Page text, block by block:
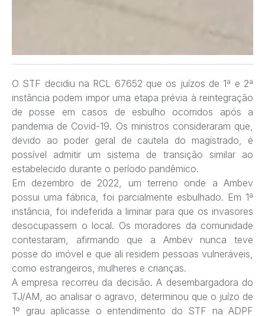
O STF decidiu na RCL 67652 que os juízos de 1ª e 2ª
instância podem impor uma etapa prévia à reintegração
de posse em casos de esbulho ocorridos após a
pandemia de Covid-19. Os ministros consideraram que,
devido ao poder geral de cautela do magistrado, é
possível admitir um sistema de transição similar ao
estabelecido durante o período pandêmico.
Em dezembro de 2022, um terreno onde a Ambev
possui uma fábrica, foi parcialmente esbulhado. Em 1ª
instância, foi indeferida a liminar para que os invasores
desocupassem o local. Os moradores da comunidade
contestaram, afirmando que a Ambev nunca teve
posse do imóvel e que ali residem pessoas vulneráveis,
como estrangeiros, mulheres e crianças.
A empresa recorreu da decisão. A desembargadora do
TJ/AM, ao analisar o agravo, determinou que o juízo de
1º grau aplicasse o entendimento do STF na ADPF